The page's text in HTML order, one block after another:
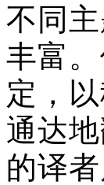
不同
丰富
定，
通达
的译